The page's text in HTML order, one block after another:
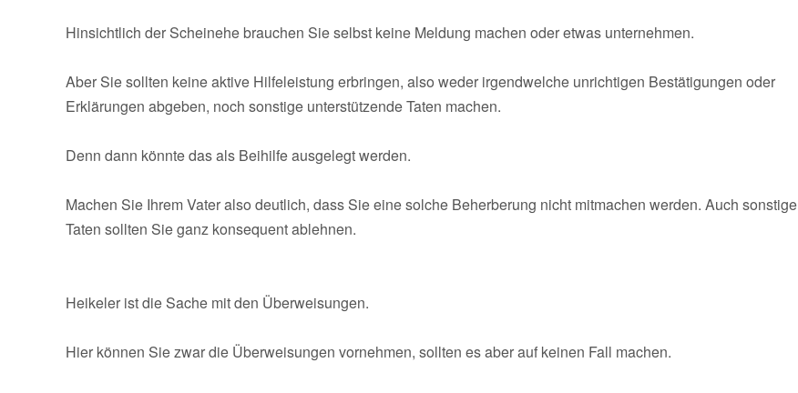
Hinsichtlich der Scheinehe brauchen Sie selbst keine Meldung machen oder etwas unternehmen.
Aber Sie sollten keine aktive Hilfeleistung erbringen, also weder irgendwelche unrichtigen Bestätigungen oder
Erklärungen abgeben, noch sonstige unterstützende Taten machen.
Denn dann könnte das als Beihilfe ausgelegt werden.
Machen Sie Ihrem Vater also deutlich, dass Sie eine solche Beherberung nicht mitmachen werden. Auch sonstige
Taten sollten Sie ganz konsequent ablehnen.
Heikeler ist die Sache mit den Überweisungen.
Hier können Sie zwar die Überweisungen vornehmen, sollten es aber auf keinen Fall machen.